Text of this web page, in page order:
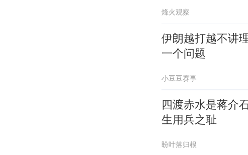
烽火观察
伊朗越打越不讲
一个问题
小豆豆赛事
四渡赤水是蒋介
生用兵之耻
盼叶落归根